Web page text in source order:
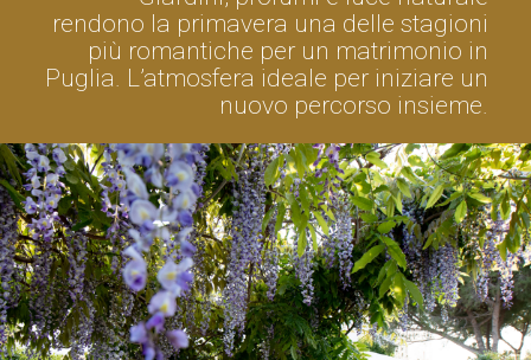
rendono la primavera una delle stagioni
più romantiche per un matrimonio in
Puglia. L’atmosfera ideale per iniziare un
nuovo percorso insieme.